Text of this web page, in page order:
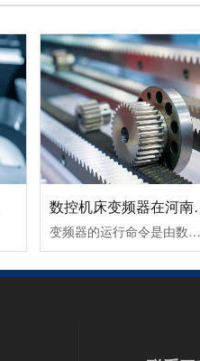
数控机床变
变频器的运行命令是由数控系列发出运行指令，一个正转命令FWD（S1输入），一个反转命令REV（S2输入）。频率信号是由数控系统输出转速信号S(0～10VDC），从变频器AI2端子输入频率指令即可改变频器的频率，从而改变电机的转速。变频器输出故障信号（R1A，R1C）到数控系统，变频器报故障代码时，使机床控制系统停止工作。